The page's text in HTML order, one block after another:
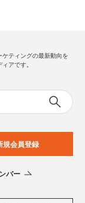
ティングの最新動向を
アです。
規会員登録
バー